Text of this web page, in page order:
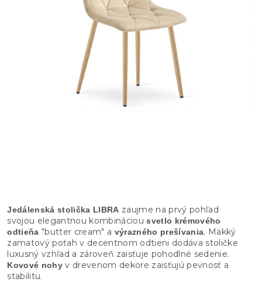
Jedálenská stolička LIBRA zaujme na prvý pohľad
svojou elegantnou kombináciousvetlo krémového
odtieňa "butter cream" a výrazného prešívania. Mäkký
zamatový poťah v decentnom odtieni dodáva stoličke
luxusný vzhľad a zároveň zaisťuje pohodlné sedenie.
Kovové nohyv drevenom dekore zaisťujú pevnosť a
stabilitu.